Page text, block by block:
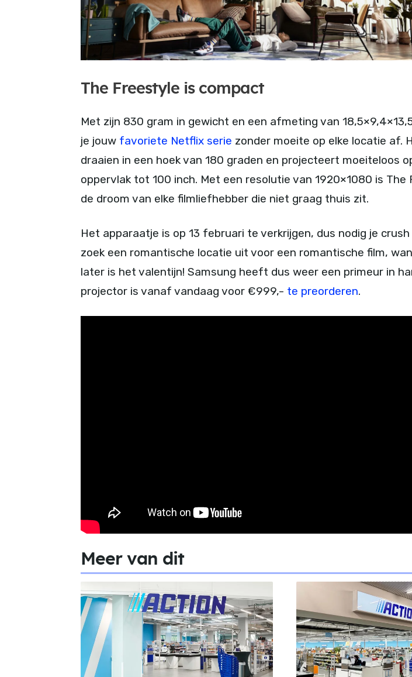
The Freestyle is compact
Met zijn 830 gram in gewicht en een afmeting van
je jouw favoriete Netflix serie zonder moeite op elke locatie af.
draaien in een hoek van 180 graden en projecteert moeiteloos
oppervlak tot 100 inch. Met een resolutie van 1920×1080 is The
de droom van elke filmliefhebber die niet graag thuis zit.
Het apparaatje is op 13 februari te verkrijgen, dus nodig je
zoek een romantische locatie uit voor een romantische film,
later is het valentijn! Samsung heeft dus weer een primeur in
projector is vanaf vandaag voor €999,- te preorderen.
Meer van dit